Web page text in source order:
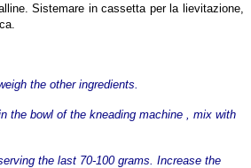
Sistemare in cassetta per la lievitazione,
the other ingredients.
the bowl of the kneading machine , mix with
the last 70-100 grams. Increase the